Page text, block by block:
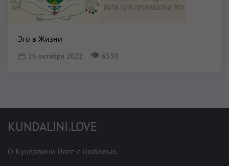
Эго в Жизни
16 октября 2022 👁 6530
KUNDALINI.LOVE
О Кундалини Йоге с Любовью.